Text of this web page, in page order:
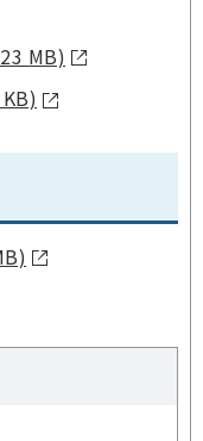
MB)